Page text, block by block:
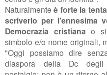
Naturalmenteè forte la
scriverlo per l'ennesima
Democrazia cristiana o
simbolo e/o nome originali,
"Oggi possiamo dire
diaspora della Dc